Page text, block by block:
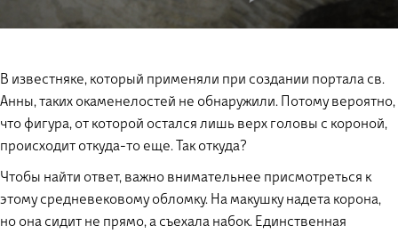
В известняке, который применяли при создании портала св.
Анны, таких окаменелостей не обнаружили. Потому вероятно,
что фигура, от которой остался лишь верх головы с короной,
происходит откуда-то еще. Так откуда?
Чтобы найти ответ, важно внимательнее присмотреться к
этому средневековому обломку. На макушку надета корона,
но она сидит не прямо, а съехала набок. Единственная